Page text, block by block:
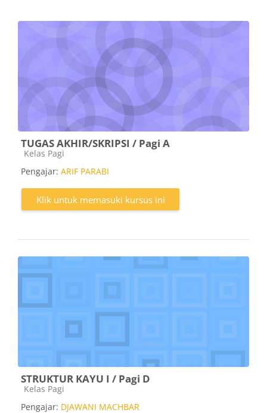
TUGAS AKHIR/SKRIPSI / Pagi A
Kategori kursus
Kelas Pagi
Pengajar: ARIF PARABI
Klik untuk memasuki kursus ini
STRUKTUR KAYU I / Pagi D
Kategori kursus
Kelas Pagi
Pengajar: DJAWANI MACHBAR